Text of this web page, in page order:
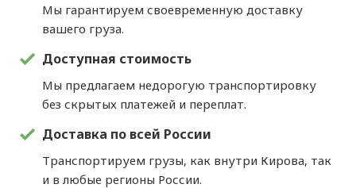
Мы гарантируем своевременную доставку
вашего груза.
Доступная стоимость
Мы предлагаем недорогую транспортировку
без скрытых платежей и переплат.
Доставка по всей России
Транспортируем грузы, как внутри Кирова, так
и в любые регионы России.